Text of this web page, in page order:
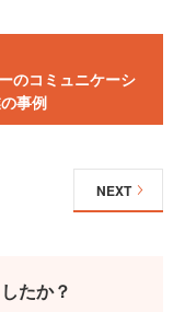
のコミュニケーシ
事例
NEXT
たか？